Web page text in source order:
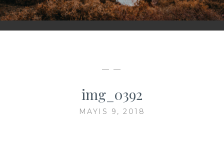
— —
img_0392
MAYIS 9, 2018